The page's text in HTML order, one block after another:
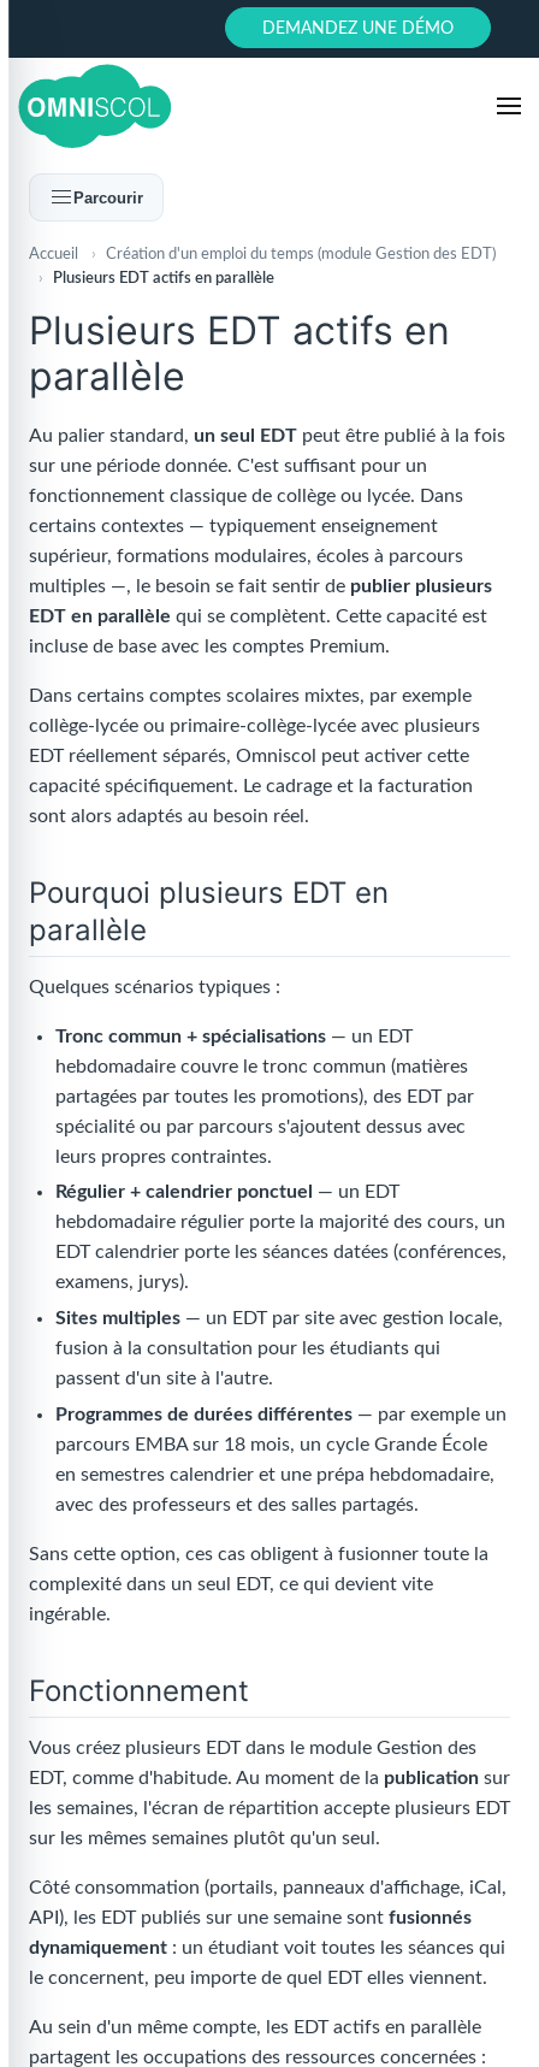
DEMANDEZ UNE DÉMO
Parcourir
Accueil ›
Création d'un emploi du temps (module Gestion des EDT)
›
Plusieurs EDT actifs en parallèle
Plusieurs EDT actifs en
parallèle
Au palier standard, un seul EDT peut être publié à la fois
sur une période donnée. C'est suffisant pour un
fonctionnement classique de collège ou lycée. Dans
certains contextes — typiquement enseignement
supérieur, formations modulaires, écoles à parcours
multiples —, le besoin se fait sentir de publier plusieurs
EDT en parallèle qui se complètent. Cette capacité est
incluse de base avec les comptes Premium.
Dans certains comptes scolaires mixtes, par exemple
collège-lycée ou primaire-collège-lycée avec plusieurs
EDT réellement séparés, Omniscol peut activer cette
capacité spécifiquement. Le cadrage et la facturation
sont alors adaptés au besoin réel.
Pourquoi plusieurs EDT en
parallèle
Quelques scénarios typiques :
Tronc commun + spécialisations — un EDT
hebdomadaire couvre le tronc commun (matières
partagées par toutes les promotions), des EDT par
spécialité ou par parcours s'ajoutent dessus avec
leurs propres contraintes.
Régulier + calendrier ponctuel
— un EDT
hebdomadaire régulier porte la majorité des cours, un
EDT calendrier porte les séances datées (conférences,
examens, jurys).
Sites multiples — un EDT par site avec gestion locale,
fusion à la consultation pour les étudiants qui
passent d'un site à l'autre.
Programmes de durées différentes — par exemple un
parcours EMBA sur 18 mois, un cycle Grande École
en semestres calendrier et une prépa hebdomadaire,
avec des professeurs et des salles partagés.
Sans cette option, ces cas obligent à fusionner toute la
complexité dans un seul EDT, ce qui devient vite
ingérable.
Fonctionnement
Vous créez plusieurs EDT dans le module Gestion des
EDT, comme d'habitude. Au moment de la publication sur
les semaines, l'écran de répartition accepte plusieurs EDT
sur les mêmes semaines plutôt qu'un seul.
Côté consommation (portails, panneaux d'affichage, iCal,
API), les EDT publiés sur une semaine sont fusionnés
dynamiquement : un étudiant voit toutes les séances qui
le concernent, peu importe de quel EDT elles viennent.
Au sein d'un même compte, les EDT actifs en parallèle
partagent les occupations des ressources concernées :